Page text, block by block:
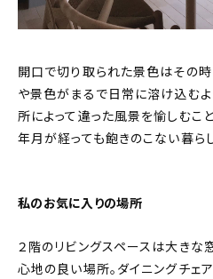
開口で切り取られた景色はその
や景色がまるで日常に溶け込むよ
所によって違った風景を愉しむこ
年月が経っても飽きのこない暮ら
私のお気に入りの場所
２階のリビングスペースは大きな
心地の良い場所。ダイニングチェ